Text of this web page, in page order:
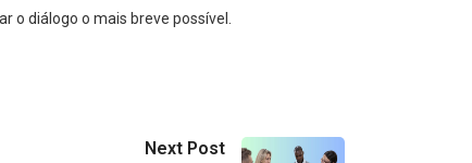
o diálogo o mais breve possível.
Next Post